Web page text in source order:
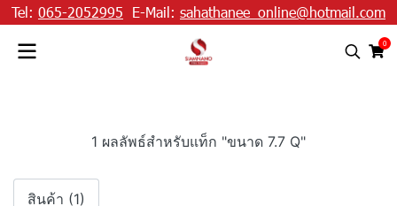
Tel: 065-2052995 E-Mail: sahathanee_online@hotmail.com
0
1 ผลลัพธ์สำหรับแท็ก "ขนาด 7.7 Q"
สินค้า (1)